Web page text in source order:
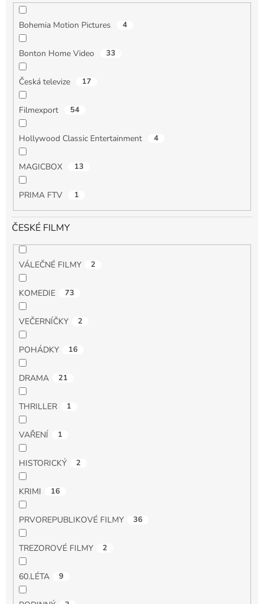
Bohemia Motion Pictures 4
Bonton Home Video 33
Česká televize 17
Filmexport 54
Hollywood Classic Entertainment 4
MAGICBOX 13
PRIMA FTV 1
ČESKÉ FILMY
VÁLEČNÉ FILMY 2
KOMEDIE 73
VEČERNÍČKY 2
POHÁDKY 16
DRAMA 21
THRILLER 1
VAŘENÍ 1
HISTORICKÝ 2
KRIMI 16
PRVOREPUBLIKOVÉ FILMY 36
TREZOROVÉ FILMY 2
60.LÉTA 9